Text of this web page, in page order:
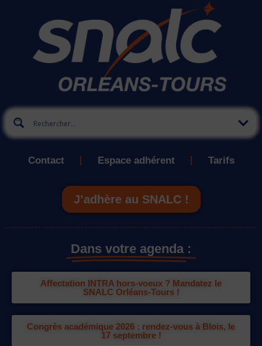
Contact Espace adhérent Tarifs
J’adhère au SNALC !
Dans votre agenda :
Affectation INTRA hors-voeux ? Mandatez le
SNALC Orléans-Tours !
Congrès académique 2026 : rendez-vous à Blois, le
17 septembre !